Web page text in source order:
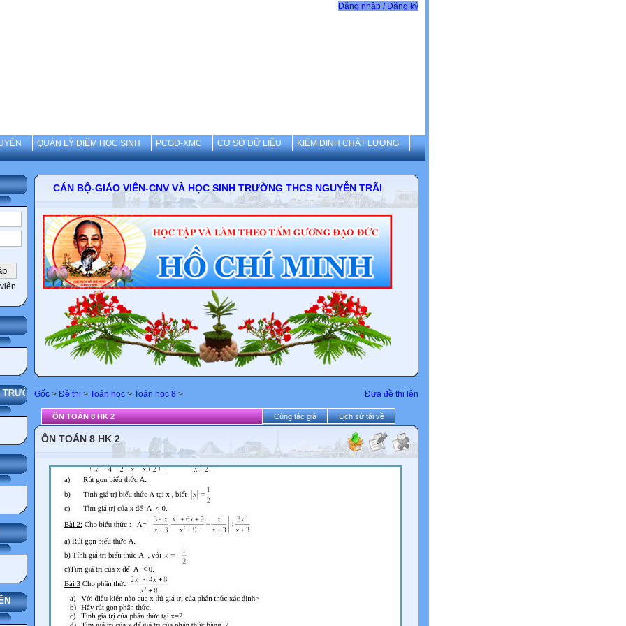
Đăng nhập / Đăng ký
QUẢN LÝ ĐIỂM HỌC SINH PCGD-XMC CƠ SỞ DỮ LIỆU
KIỂM ĐỊNH CHẤT LƯỢNG
TRƯỜNG
CÁN BỘ-GIÁO VIÊN-CNV VÀ HỌC SINH TRƯỜNG THCS NGUYỄN TRÃI
Đưa đề thi lên
Gốc > Đề thi > Toán học > Toán học 8 >
ÔN TOÁN 8 HK 2 Cùng tác giả Lịch sử tải về
ÔN TOÁN 8 HK 2